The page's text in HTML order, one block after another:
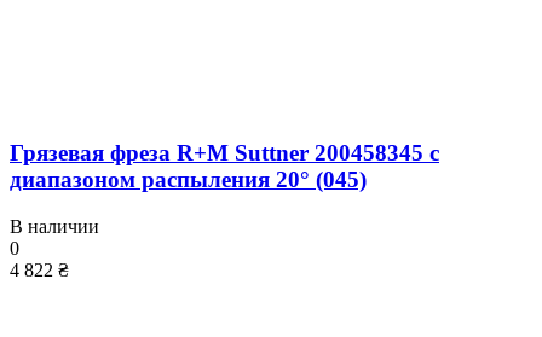
Грязевая фреза R+M Suttner 200458345 с
диапазоном распыления 20° (045)
В наличии
0
4 822 ₴